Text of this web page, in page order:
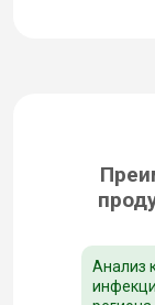
Анализ